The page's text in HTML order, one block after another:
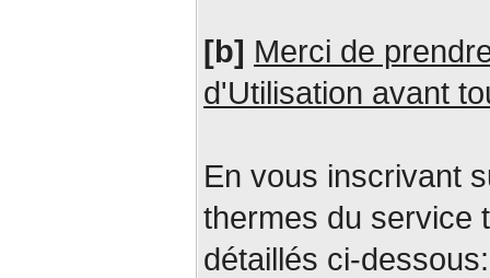
[b] Merci de
d'Utilisation avant
En vous inscrivant
thermes du service
détaillés ci-dessous: